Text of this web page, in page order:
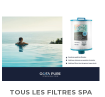
TOUS LES FILTRES SPA